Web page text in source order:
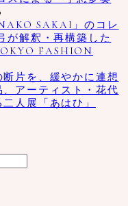
SAKAI」のコレ
が解釈・再構築した
FASHION
片を、緩やかに連想
アーティスト・花代
人展「あはひ」